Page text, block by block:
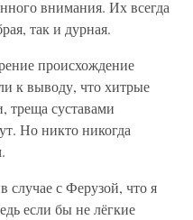
внимания. Их всегда
так и дурная.
происхождение
к выводу, что хитрые
треща суставами
Но никто никогда
случае с Ферузой, что я
если бы не лёгкие